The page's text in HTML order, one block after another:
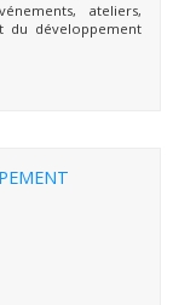
ateliers,
du développement